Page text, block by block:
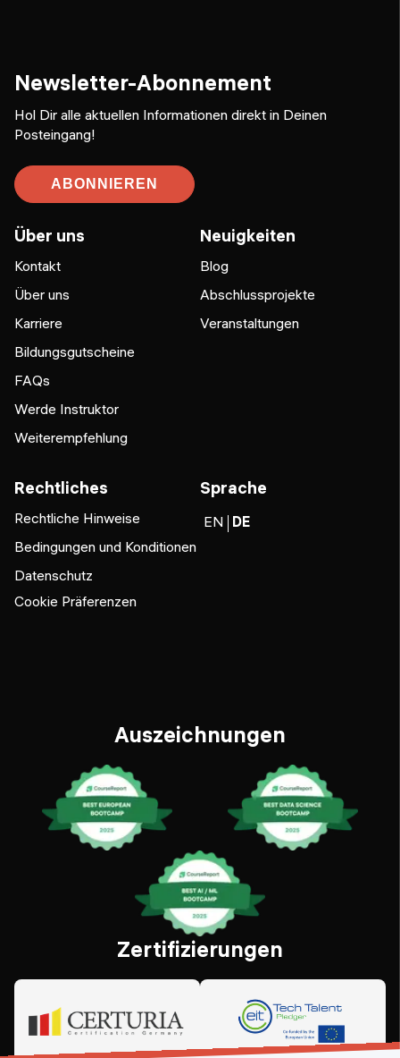
Newsletter-Abonnement
Hol Dir alle aktuellen Informationen direkt in Deinen
Posteingang!
ABONNIEREN
Über uns
Kontakt
Über uns
Karriere
Bildungsgutscheine
FAQs
Werde Instruktor
Weiterempfehlung
Neuigkeiten
Blog
Abschlussprojekte
Veranstaltungen
Rechtliches
Rechtliche Hinweise
Bedingungen und Konditionen
Datenschutz
Cookie Präferenzen
Sprache
EN DE
Auszeichnungen
Zertifizierungen